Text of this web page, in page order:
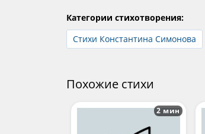
Категории стихотворения:
Стихи Константина Симонова
Похожие стихи
2 мин